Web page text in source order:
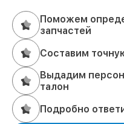
Поможем
запчастей
Составим
Выдадим
талон
Подробно